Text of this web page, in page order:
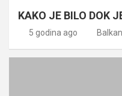
KAKO JE BILO DOK
5 godina ago